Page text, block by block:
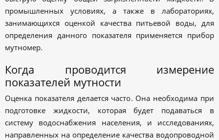
промышленных условиях, а также в лабораториях,
занимающихся оценкой качества питьевой воды, для
определения данного показателя применяется прибор
мутномер.
Когда проводится измерение
показателей мутности
Оценка показателя делается часто. Она необходима при
подготовке жидкости, которая будет подаваться в
систему водоснабжения населения, и исследованиях,
направленных на определение качества водопроводной